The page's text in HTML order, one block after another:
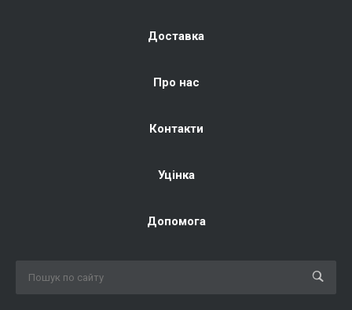
Доставка
Про нас
Контакти
Уцінка
Допомога